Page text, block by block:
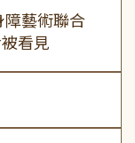
障藝術聯合
看見